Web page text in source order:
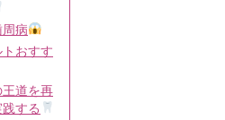
病
おすす
道を再
する